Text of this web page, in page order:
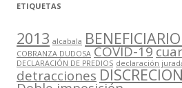
ETIQUETAS
2013 alcabala
COBRANZA DUDOSA COVID-19
DECLARACIÓN DE PREDIOS declaración
detracciones